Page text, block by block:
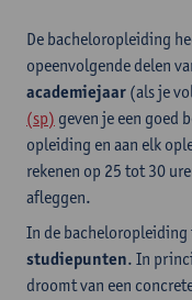
De bacheloropleiding
opeenvolgende delen
academiejaar (als je
(sp) geven je een goed
opleiding en aan elk
rekenen op 25 tot 30
afleggen.
In de bacheloropleiding
studiepunten. In
droomt van een